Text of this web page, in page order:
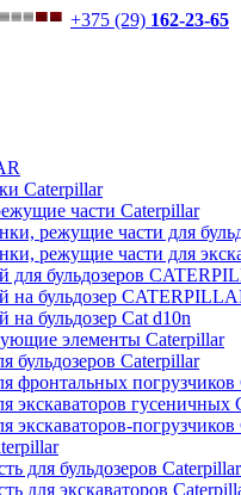
+375 (29) 162-23-65
Caterpillar
части Caterpillar
режущие части для
режущие части для
для бульдозеров
на бульдозер
на бульдозер Сat d10n
элементы Caterpillar
бульдозеров Caterpillar
фронтальных погрузчиков
экскаваторов гусеничных
экскаваторов-погрузчиков
для бульдозеров Caterpillar
для экскаваторов